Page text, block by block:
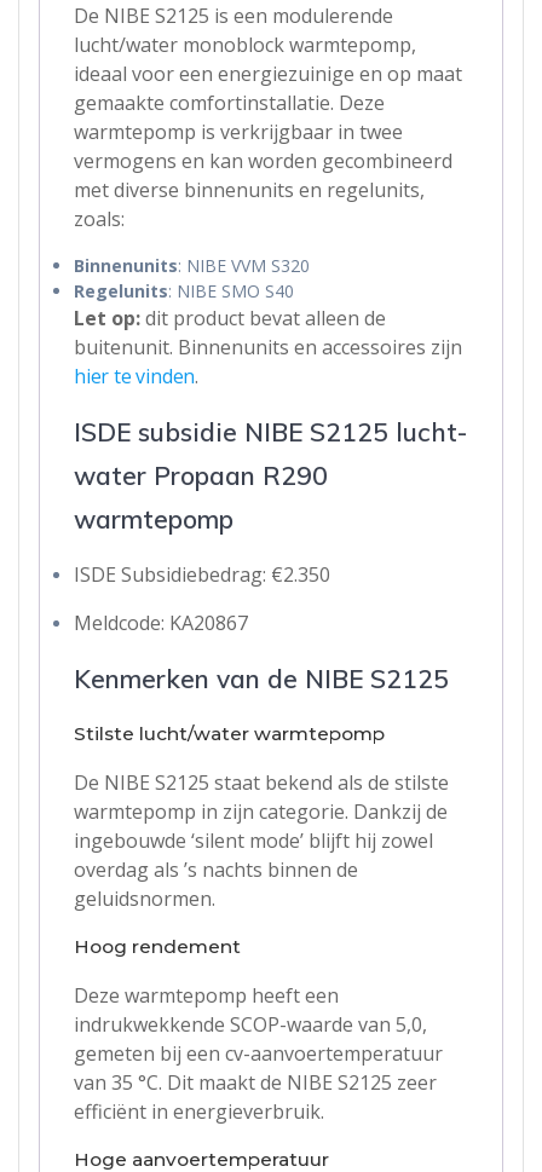
De NIBE S2125 is een modulerende
lucht/water monoblock warmtepomp,
ideaal voor een energiezuinige en op maat
gemaakte comfortinstallatie. Deze
warmtepomp is verkrijgbaar in twee
vermogens en kan worden gecombineerd
met diverse binnenunits en regelunits,
zoals:
Binnenunits: NIBE VVM S320
Regelunits: NIBE SMO S40
Let op:dit product bevat alleen de
buitenunit. Binnenunits en accessoires zijn
hier te vinden.
ISDE subsidie NIBE S2125 lucht-
water Propaan R290
warmtepomp
ISDE Subsidiebedrag: €2.350
Meldcode: KA20867
Kenmerken van de NIBE S2125
Stilste lucht/water warmtepomp
De NIBE S2125 staat bekend als de stilste
warmtepomp in zijn categorie. Dankzij de
ingebouwde ‘silent mode’ blijft hij zowel
overdag als ’s nachts binnen de
geluidsnormen.
Hoog rendement
Deze warmtepomp heeft een
indrukwekkende SCOP-waarde van 5,0,
gemeten bij een cv-aanvoertemperatuur
van 35 °C. Dit maakt de NIBE S2125 zeer
efficiënt in energieverbruik.
Hoge aanvoertemperatuur